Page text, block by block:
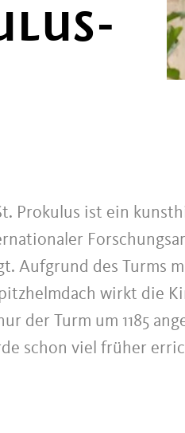
Prokulus ist ein
Aufgrund des Turms
wirkt die
der Turm um 1185
schon viel früher